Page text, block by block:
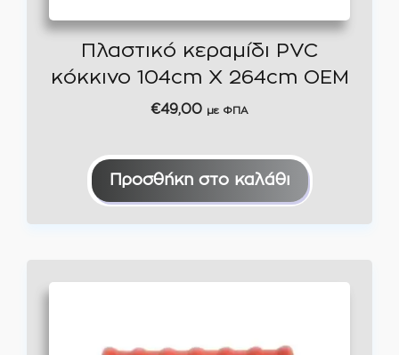
Πλαστικό κεραμίδι PVC
κόκκινο 104cm Χ 264cm ΟΕΜ
€49,00 με ΦΠΑ
Προσθήκη στο καλάθι